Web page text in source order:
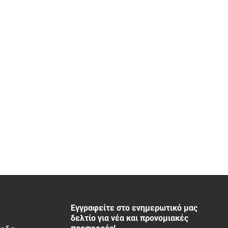
Εγγραφείτε στο ενημερωτικό μας
δελτίο για νέα και προνομιακές